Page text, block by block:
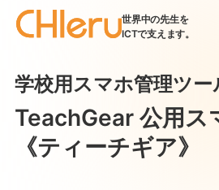
世界中の先生を
ICTで支えます。
学校用スマホ管理ツー
TeachGear 公用ス
《ティーチギア》